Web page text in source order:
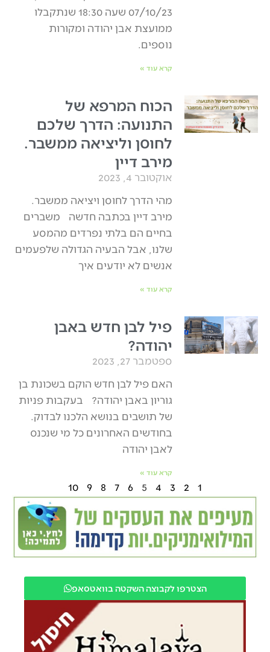
07/10/23 שעה 18:30 שנתקבלו
ממועצת אבן יהודה ומקורות
נוספים.
קרא עוד »
הכוח המרפא של
התנועה: הדרך שלכם
לחוסן וליציאה ממשבר.
מירב דיין
אוקטובר 4, 2023
מהי הדרך לחוסן ויציאה ממשבר.
מירב דיין בכתבה חדשה משברים
בחיים הם בלתי נפרדים מהמסע
שלנו, אבל הבעיה הגדולה שלפעמים
אנשים לא יודעים איך
קרא עוד »
פיל לבן חדש באבן
יהודה?
ספטמבר 27, 2023
האם פיל לבן חדש הוקם בשכונת בן
גוריון באבן יהודה? בעקבות פניות
של תושבים בנושא הלכנו לבדוק.
בחודשים האחרונים כל מי שנכנס
לאבן יהודה
קרא עוד »
1
2
3
4
5
6
7
8
9
10
הצטרפו לקבוצה השקטה בוואטסאפ